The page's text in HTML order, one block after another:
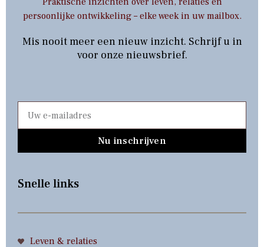
persoonlijke ontwikkeling – elke week in uw mailbox.
Mis nooit meer een nieuw inzicht. Schrijf u in
voor onze nieuwsbrief.
Nu inschrijven
Snelle links
Leven & relaties